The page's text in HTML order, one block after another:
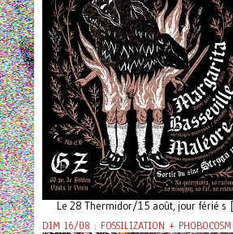
Le 28 Thermidor/15 août, jour férié s
DIM 16/08 : FOSSILIZATION + PHOBOCOSM